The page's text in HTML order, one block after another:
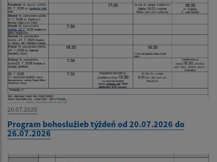
20.07.2026
Program bohoslužieb týždeň od 20.07.2026 do
26.07.2026